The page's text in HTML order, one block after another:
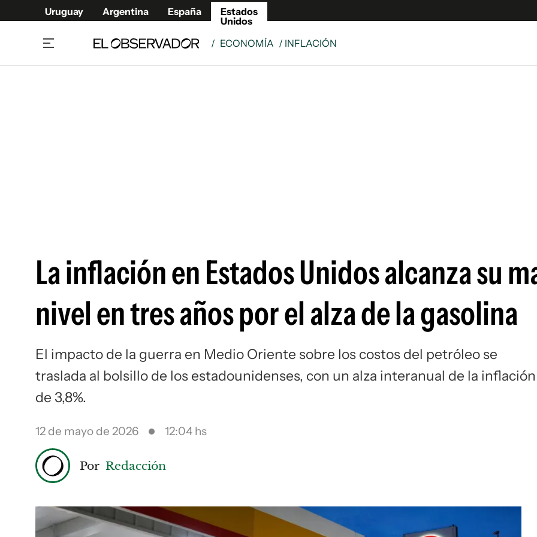
Uruguay Argentina España
Estados
Unidos
/ ECONOMÍA / INFLACIÓN
La inflación en Estados Unidos alcanza su
nivel en tres años por el alza de la gasolina
El impacto de la guerra en Medio Oriente sobre los costos del petróleo se
traslada al bolsillo de los estadounidenses, con un alza interanual de la inflación
de 3,8%.
12 de mayo de 2026 12:04 hs
Por Redacción